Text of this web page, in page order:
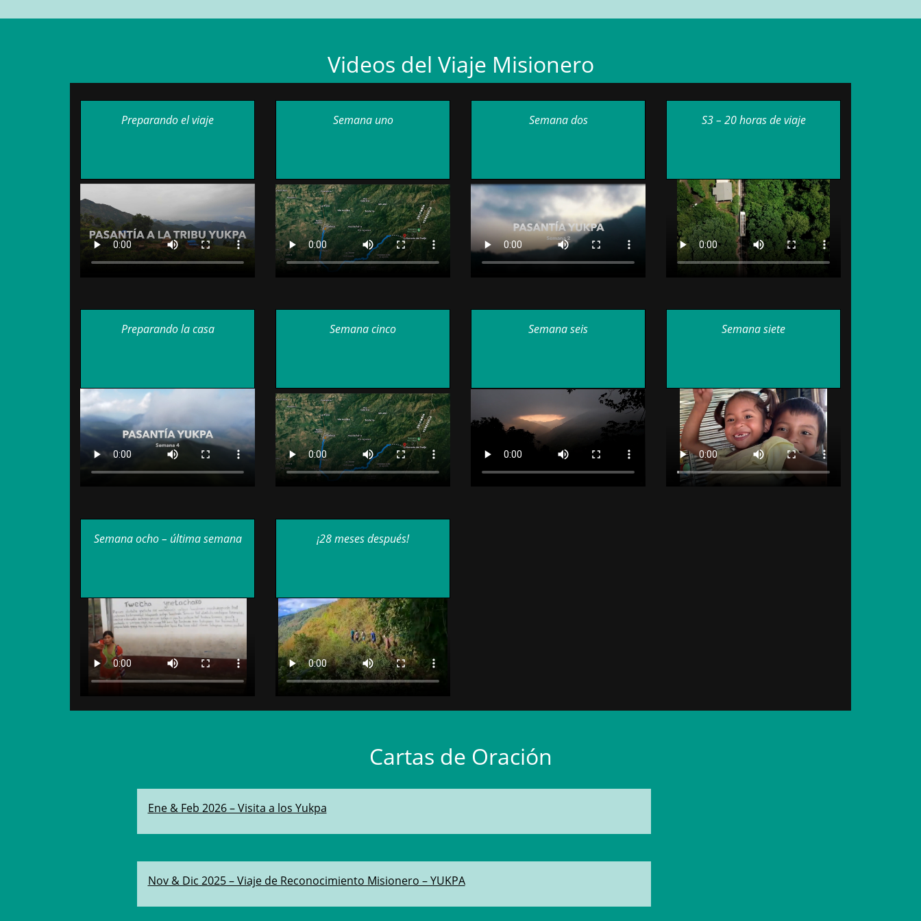
Videos del Viaje Misionero
Preparando el viaje Semana uno Semana dos S3 – 20 horas de viaje
Preparando la casa Semana cinco Semana seis Semana siete
Semana ocho – última semana ¡28 meses después!
Cartas de Oración
Ene & Feb 2026 – Visita a los Yukpa
Nov & Dic 2025 – Viaje de Reconocimiento Misionero – YUKPA